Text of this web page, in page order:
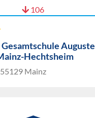
106
Auguste
Hechtsheim
Mainz